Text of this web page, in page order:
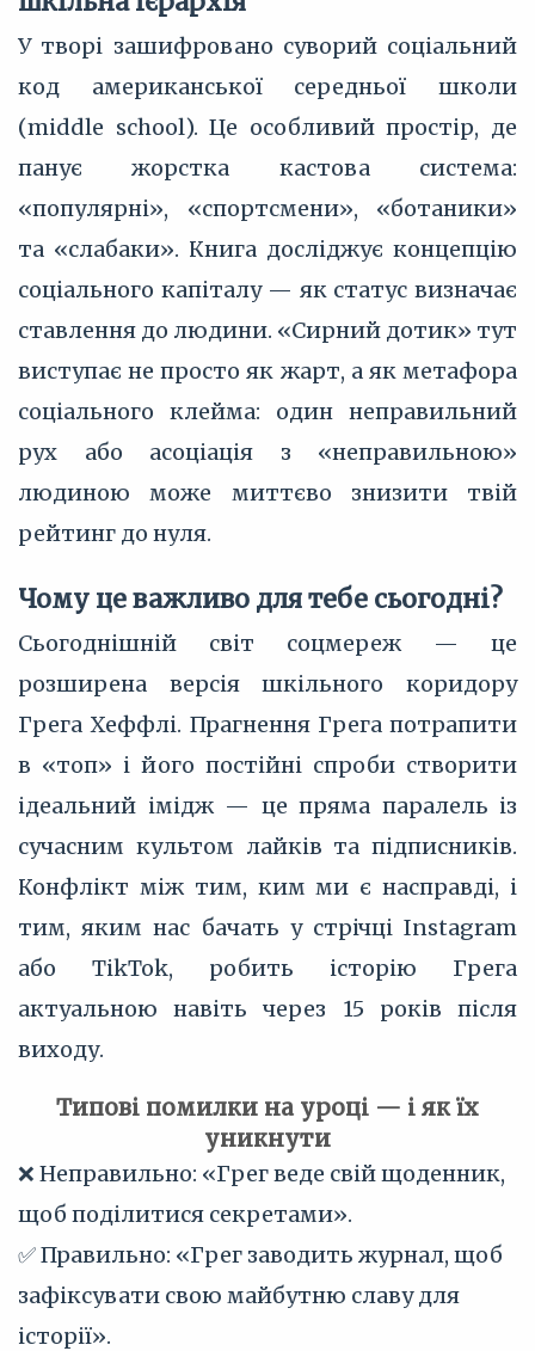
У творі зашифровано суворий соціальний
код американської середньої школи
(middle school). Це особливий простір, де
панує жорстка кастова система:
«популярні», «спортсмени», «ботаники»
та «слабаки». Книга досліджує концепцію
соціального капіталу — як статус визначає
ставлення до людини. «Сирний дотик» тут
виступає не просто як жарт, а як метафора
соціального клейма: один неправильний
рух або асоціація з «неправильною»
людиною може миттєво знизити твій
рейтинг до нуля.
Чому це важливо для тебе сьогодні?
Сьогоднішній світ соцмереж — це
розширена версія шкільного коридору
Грега Хеффлі. Прагнення Грега потрапити
в «топ» і його постійні спроби створити
ідеальний імідж — це пряма паралель із
сучасним культом лайків та підписників.
Конфлікт між тим, ким ми є насправді, і
тим, яким нас бачать у стрічці Instagram
або TikTok, робить історію Грега
актуальною навіть через 15 років після
виходу.
Типові помилки на уроці — і як їх
уникнути
❌ Неправильно: «Грег веде свій щоденник,
щоб поділитися секретами».
✅ Правильно: «Грег заводить журнал, щоб
зафіксувати свою майбутню славу для
історії».